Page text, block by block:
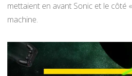
mettaient en avant Sonic et le côté «
machine.